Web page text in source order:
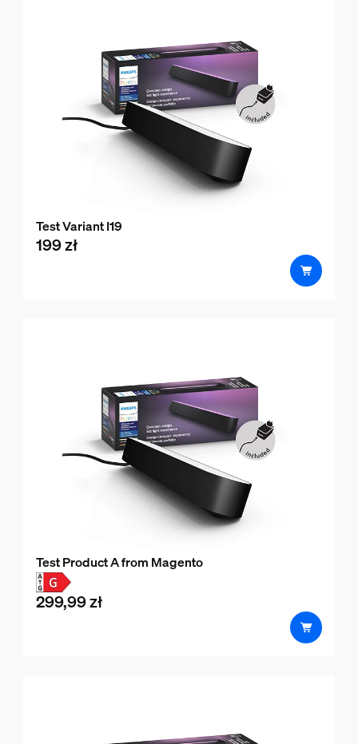
Test Variant I19
product.with.199 zł
199 zł
Test Product A from Magento
product.with.299,99 zł
299,99 zł